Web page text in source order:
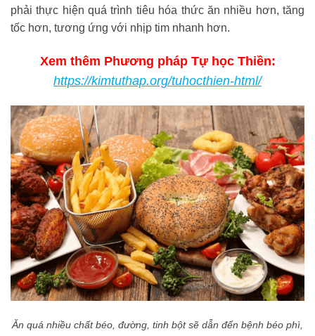
phải thực hiện quá trình tiêu hóa thức ăn nhiều hơn, tăng
tốc hơn, tương ứng với nhịp tim nhanh hơn.
Xem thêm Phương pháp Tự học Thiền:
https://kimtuthap.org/tuhocthien-html/
Ăn quá nhiều chất béo, đường, tinh bột sẽ dẫn đến bệnh béo phì,